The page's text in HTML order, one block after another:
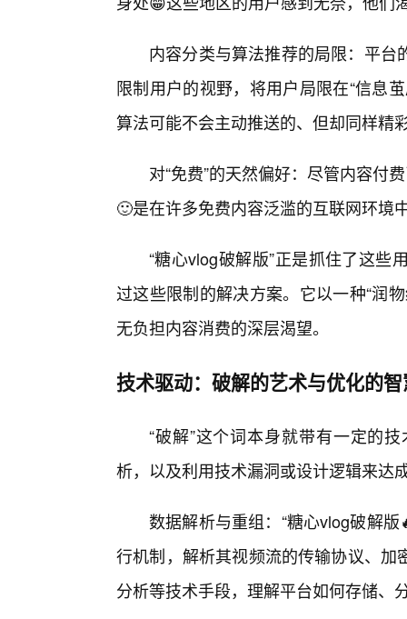
内容分类与算法推荐的局限：平
限制用户的视野，将用户局限在“信息
算法可能不会主动推送的、但却同样精
对“免费”的天然偏好：尽管内容付
🙂是在许多免费内容泛滥的互联网环境
“糖心vlog破解版”正是抓住了这些
过这些限制的解决方案。它以一种“润
无负担内容消费的深层渴望。
技术驱动：破解的艺术与优化的
“破解”这个词本身就带有一定的
析，以及利用技术漏洞或设计逻辑来达
数据解析与重组：“糖心vlog破解
行机制，解析其视频流的传输协议、
分析等技术手段，理解平台如何存储、